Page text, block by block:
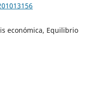
económica, Equilibrio